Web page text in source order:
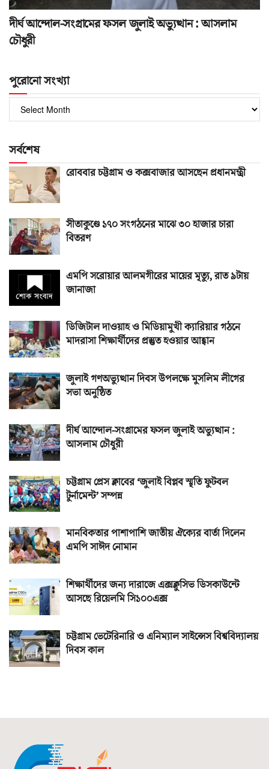
দীর্ঘ আন্দোল-সংগ্রামের ফসল জুলাই অভ্যুত্থান : আসলাম
চৌধুরী
পুরোনো সংখ্যা
সংখ্যা
সর্বশেষ
রোববার চট্টগ্রাম ও কক্সবাজার আসছেন প্রধানমন্ত্রী
সীতাকুণ্ডে ১৭০ সংগঠনের মাঝে ৩০ হাজার চারা
বিতরণ
এমপি সরোয়ার আলমগীরের মায়ের মৃত্যু, রাত ৯টায়
জানাজা
ডিজিটাল দাওয়াহ ও মিডিয়ামুখী ক্যারিয়ার গঠনে
মাদরাসা শিক্ষার্থীদের প্রস্তুত হওয়ার আহ্বান
জুলাই গণঅভ্যুত্থান দিবস উপলক্ষে মুসলিম লীগের
সভা অনুষ্ঠিত
দীর্ঘ আন্দোল-সংগ্রামের ফসল জুলাই অভ্যুত্থান :
আসলাম চৌধুরী
চট্টগ্রাম প্রেস ক্লাবের ‘জুলাই বিপ্লব স্মৃতি ফুটবল
টুর্নামেন্ট’ সম্পন্ন
মানবিকতার পাশাপাশি জাতীয় ঐক্যের বার্তা দিলেন
এমপি সাঈদ নোমান
শিক্ষার্থীদের জন্য দারাজে এক্সক্লুসিভ ডিসকাউন্টে
আসছে রিয়েলমি সি১০০এক্স
চট্টগ্রাম ভেটেরিনারি ও এনিম্যাল সাইন্সেস বিশ্ববিদ্যালয়
দিবস কাল